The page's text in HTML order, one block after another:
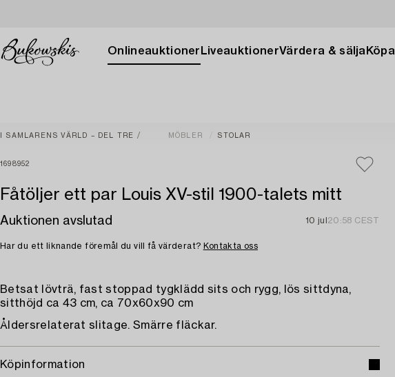
Onlineauktioner LiveauktionerVärdera & sälja Köpa
I SAMLARENS VÄRLD – DEL TRE MÖBLER STOLAR
1698952
Fåtöljer ett par Louis XV-stil 1900-talets mitt
Auktionen avslutad 10 jul 20:58 CEST
Har du ett liknande föremål du vill få värderat? Kontakta oss
Betsat lövträ, fast stoppad tygklädd sits och rygg, lös sittdyna,
sitthöjd ca 43 cm, ca 70x60x90 cm
Åldersrelaterat slitage. Smärre fläckar.
Köpinformation